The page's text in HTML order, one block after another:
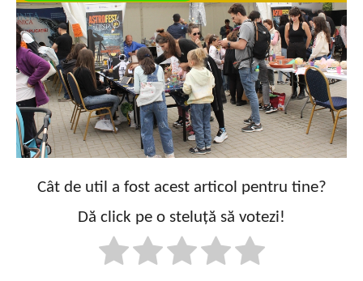
Cât de util a fost acest articol pentru tine?
Dă click pe o steluță să votezi!